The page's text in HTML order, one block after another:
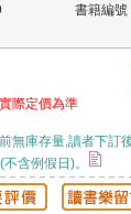
書籍編
際定價為準
無庫存量,讀者下訂
含例假日)。